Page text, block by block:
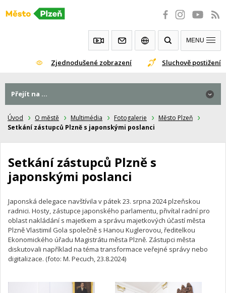
Přeskočit
Zjednodušené zobrazení Sluchově postižení
MENU
Úvod O městě Multimédia Fotogalerie
Město Plzeň
Setkání zástupců Plzně s japonskými poslanci
Setkání zástupců Plzně s
japonskými poslanci
Japonská delegace navštívila v pátek 23. srpna 2024 plzeňskou
radnici. Hosty, zástupce japonského parlamentu, přivítal radní pro
oblast nakládání s majetkem a správu majetkových účastí města
Plzně Vlastimil Gola společně s Hanou Kuglerovou, ředitelkou
Ekonomického úřadu Magistrátu města Plzně. Zástupci města
diskutovali například na téma transformace veřejné správy nebo
digitalizace. (foto: M. Pecuch, 23.8.2024)
Přejít na ...
Přejít na ...